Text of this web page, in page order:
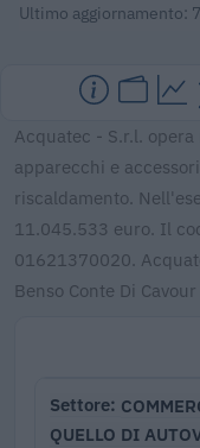
Ultimo aggiornamento:
Acquatec - S.r.l.
apparecchi e
riscaldamento.
11.045.533 euro. Il
01621370020.
Benso Conte Di
Settore
QUELLO DI